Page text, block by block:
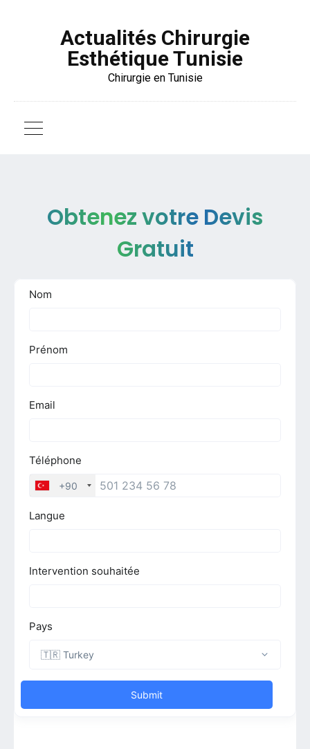
Actualités Chirurgie
Esthétique Tunisie
Chirurgie en Tunisie
Obtenez votre Devis
Gratuit